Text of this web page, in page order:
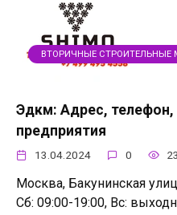
ВТОРИЧНЫЕ СТРОИТЕЛЬНЫЕ
Эдкм: Адрес, телефон,
предприятия
13.04.2024 0
Москва, Бакунинская
Сб: 09:00-19:00, Вс: